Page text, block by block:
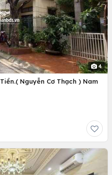
4
Nguyễn Cơ Thạch ) Nam